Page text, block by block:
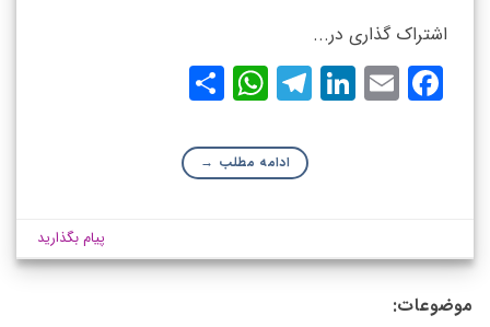
اشتراک گذاری در...
Facebook
Email
LinkedIn
Telegram
WhatsApp
ادامه مطلب →
پیام بگذارید
موضوعات: